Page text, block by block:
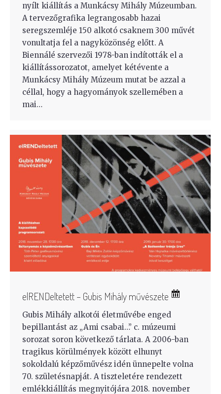
nyílt kiállítás a Munkácsy Mihály Múzeumban.
A tervezőgrafika legrangosabb hazai
seregszemléje 150 alkotó csaknem 300 művét
vonultatja fel a nagyközönség előtt. A
Biennálé szervezői 1978-ban indították el a
kiállítássorozatot, amelyet kétévente a
Munkácsy Mihály Múzeum mutat be azzal a
céllal, hogy a hagyományok szellemében a
mai…
elRENDeltetett – Gubis Mihály művészete
Gubis Mihály alkotói életművébe enged
bepillantást az „Ami csabai…” c. múzeumi
sorozat soron következő tárlata. A 2006-ban
tragikus körülmények között elhunyt
sokoldalú képzőművész idén ünnepelte volna
70. születésnapját. A tiszteletére rendezett
emlékkiállítás megnyitójára 2018. november